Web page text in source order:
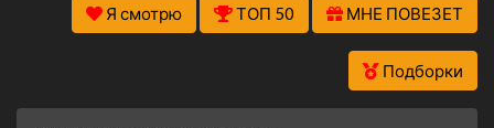
Я смотрю ТОП 50 МНЕ ПОВЕЗЕТ
Подборки